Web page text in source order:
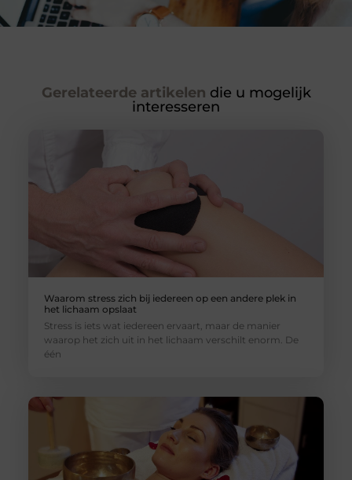
Gerelateerde artikelen die u mogelijk
interesseren
Waarom stress zich bij iedereen op een andere plek in
het lichaam opslaat
Stress is iets wat iedereen ervaart, maar de manier
waarop het zich uit in het lichaam verschilt enorm. De
één